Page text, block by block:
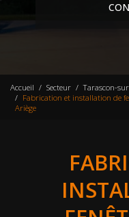
Accueil Secteur
Tarascon-
Fabrication et installation de
Ariège